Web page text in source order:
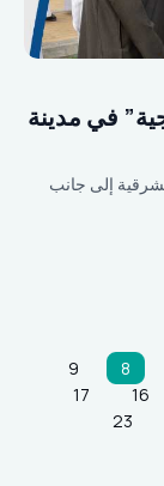
في مدينة
إلى جانب
8
9
16
17
23